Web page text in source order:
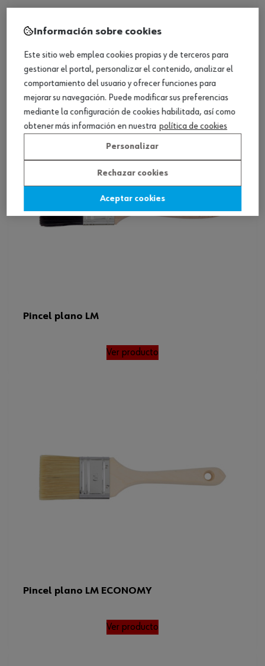
Ver producto
Pincel plano LM
Ver producto
Pincel plano LM ECONOMY
Ver producto
Información sobre cookies
Este sitio web emplea cookies propias y de terceros para
gestionar el portal, personalizar el contenido, analizar el
comportamiento del usuario y ofrecer funciones para
mejorar su navegación. Puede modificar sus preferencias
mediante la configuración de cookies habilitada, así como
obtener más información en nuestra política de cookies
Personalizar
Rechazar cookies
Aceptar cookies